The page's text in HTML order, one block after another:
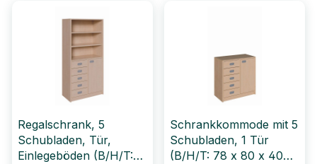
Regalschrank, 5
Schubladen, Tür,
Einlegeböden (B/H/T:
Schrankkommode mit 5
Schubladen, 1 Tür
(B/H/T: 78 x 80 x 40